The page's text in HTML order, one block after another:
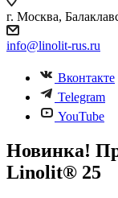
г. Москва,
info@linolit-rus.ru
Вконтакте
Telegram
YouTube
Новинка!
Linolit® 25